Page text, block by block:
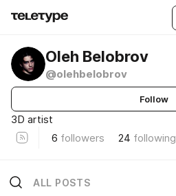
Oleh Belobrov
@olehbelobrov
Follow
3D artist
6 followers 24 following
ALL POSTS